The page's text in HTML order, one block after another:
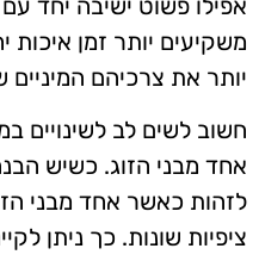
אפילו פשוט ישיבה יחד
משקיעים יותר זמן איכות
יותר את צרכיהם
חשוב לשים לב לשינויים
אחד מבני הזוג. כשיש
לזהות כאשר אחד מבני
ציפיות שונות. כך ניתן